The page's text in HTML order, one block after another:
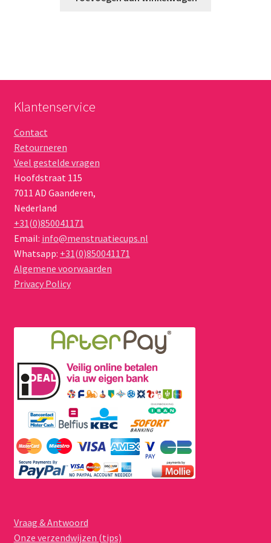
Klantenservice
Contact
Retourneren
Veel gestelde vragen
Hoofdstraat 115
7011 AD Gaanderen,
Nederland
+31(0)850041171
Email: info@menstruatiecups.nl
Whatsapp: +31(0)850041171
Algemene voorwaarden
Privacy Policy
Vraag & Antwoord
Onze verzendwijzen (tips)